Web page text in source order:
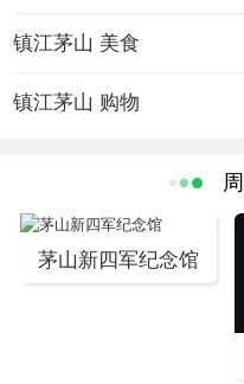
其他公交 1、2路：（运营
钟）途经火车站、大市口
00）途经火车站、大市口
6：00-18：40，间隔7-9
园-西站、金山 5、123路
经金山、西站、火车站、
道教之祖师，后齐梁隐士
地，第八洞天”，曾引来诸
为著名的抗日根据地之一
茅山道院
茅山的宫观道院最盛时
太平天国时曾遭兵燹，至
禧万寿宫、九霄万福宫、
镇江茅山 美食
镇江茅山 购物
茅山新四军纪念馆